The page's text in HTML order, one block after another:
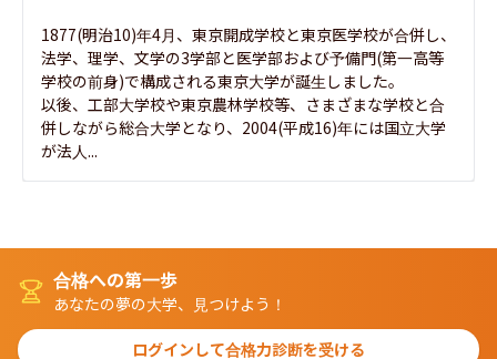
1877(明治10)年4月、東京開成学校と東京医学校が合併し、
法学、理学、文学の3学部と医学部および予備門(第一高等
学校の前身)で構成される東京大学が誕生しました。
以後、工部大学校や東京農林学校等、さまざまな学校と合
併しながら総合大学となり、2004(平成16)年には国立大学
が法人...
合格への第一歩
あなたの夢の大学、見つけよう！
ログインして合格力診断を受ける